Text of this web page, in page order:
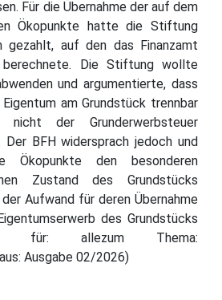
Für die Übernahme der auf dem
Ökopunkte hatte die Stiftung
gezahlt, auf den das Finanzamt
berechnete. Die Stiftung wollte
und argumentierte, dass
am Grundstück trennbar
der Grunderwerbsteuer
BFH widersprach jedoch und
Ökopunkte den besonderen
Zustand des Grundstücks
Aufwand für deren Übernahme
des Grundstücks
für: allezum Thema:
Ausgabe 02/2026)